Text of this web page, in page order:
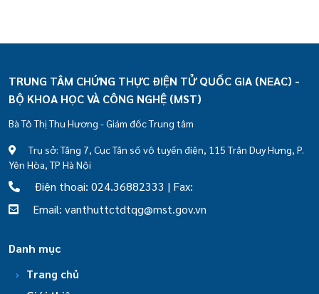
TRUNG TÂM CHỨNG THỰC ĐIỆN TỬ QUỐC GIA (NEAC) -
BỘ KHOA HỌC VÀ CÔNG NGHỆ (MST)
Bà Tô Thị Thu Hương - Giám đốc Trung tâm
Trụ sở: Tầng 7, Cục Tần số vô tuyến điện, 115 Trần Duy Hưng, P.
Yên Hòa, TP Hà Nội
Điện thoại: 024.36882333 | Fax:
Email: vanthuttctdtqg@mst.gov.vn
Danh mục
Trang chủ